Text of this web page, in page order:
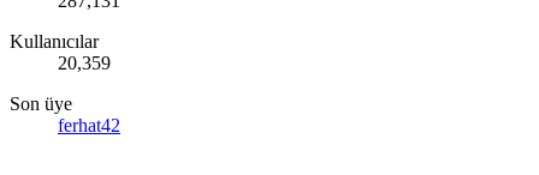
Kullanıcılar
20,359
Son üye
ferhat42